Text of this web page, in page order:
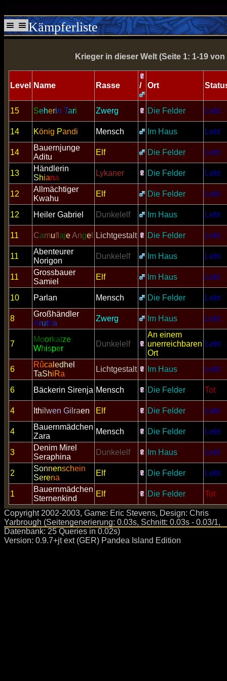
Kämpferliste
Krieger in dieser Welt (Seite 1: 1-19 von
Level Name Rasse / Ort
15 Seherin Tari Zwerg Die Felder Lebt
14 König Pandi Mensch Im Haus Lebt
14
Bauernjunge
Aditu
Elf Die Felder Lebt
13
Händlerin
Shiana
Lykaner Die Felder Lebt
12
Allmächtiger
Kwahu
Elf Die Felder Lebt
12 Heiler Gabriel Dunkelelf Im Haus Lebt
11 CamuflajeAnge Lichtgestalt Die Felder Lebt
11
Abenteurer
Norigon
Dunkelelf Im Haus Lebt
11
Grossbauer
Samiel
Elf Im Haus Lebt
10 Parlan Mensch Die Felder Lebt
8
Großhändler
Arutha
Zwerg Im Haus Lebt
7
Moorkatze
Whisper
Dunkelelf
An einem
unerreichbaren
Ort
Lebt
6
Rûca ledhel
TaShiRa
Lichtgestalt Im Haus Lebt
6 Bäckerin Sirenja Mensch Die Felder Tot
4 Ithilwen Gi lraen Elf Die Felder Lebt
4
Bauernmädchen
Zara
Mensch Die Felder Lebt
3
Denim Mirel
Seraphina
Dunkelelf Im Haus Lebt
2
Sonnenschein
Serena
Elf Die Felder Lebt
1
Bauernmädchen
Sternenkind
Elf Die Felder Tot
Copyright 2002-2003, Game: Eric Stevens, Design: Chris
Yarbrough (Seitengenerierung: 0.03s, Schnitt: 0.03s - 0.03/1,
Datenbank: 25 Queries in 0.02s)
Version: 0.9.7+jt ext (GER) Pandea Island Edition